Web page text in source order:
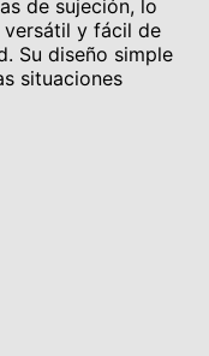
de sujeción, lo
y fácil de
Su diseño simple
situaciones